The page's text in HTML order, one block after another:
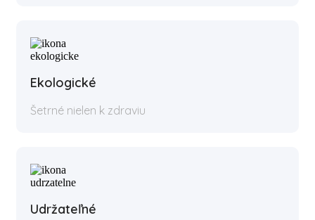
Ekologické
Šetrné nielen k zdraviu
Udržateľné